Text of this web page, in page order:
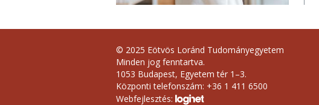
© 2025 Eötvös Loránd Tudományegyetem
Minden jog fenntartva.
1053 Budapest, Egyetem tér 1–3.
Központi telefonszám: +36 1 411 6500
Webfejlesztés: